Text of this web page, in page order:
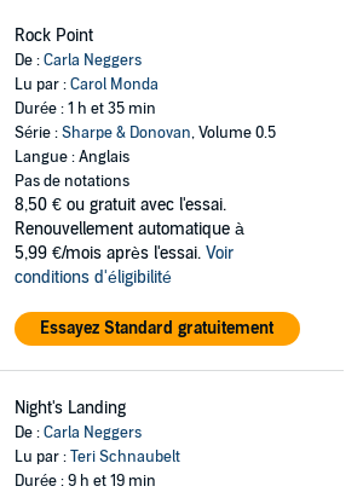
Rock Point
De :Carla Neggers
Lu par :Carol Monda
Durée : 1 h et 35 min
Série :Sharpe & Donovan, Volume 0.5
Langue : Anglais
Pas de notations
8,50 € ou gratuit avec l'essai.
Renouvellement automatique à
5,99 €/mois après l'essai. Voir
conditions d'éligibilité
Essayez Standard gratuitement
Night's Landing
De :Carla Neggers
Lu par :Teri Schnaubelt
Durée : 9 h et 19 min